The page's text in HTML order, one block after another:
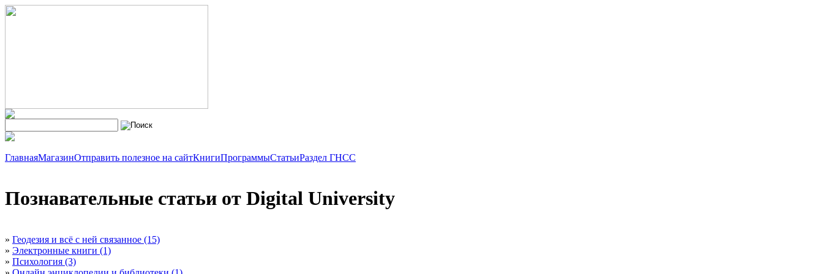
ГлавнаяМагазинОтправить полезное на сайтКнигиПрограммыСтатьиРаздел ГНСС
Познавательные статьи от Digital University
» Геодезия и всё с ней связанное (15)
» Электронные книги (1)
» Психология (3)